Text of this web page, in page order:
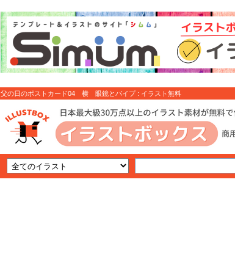
父の日のポストカード04 横 眼鏡とパイプ : イラスト無料